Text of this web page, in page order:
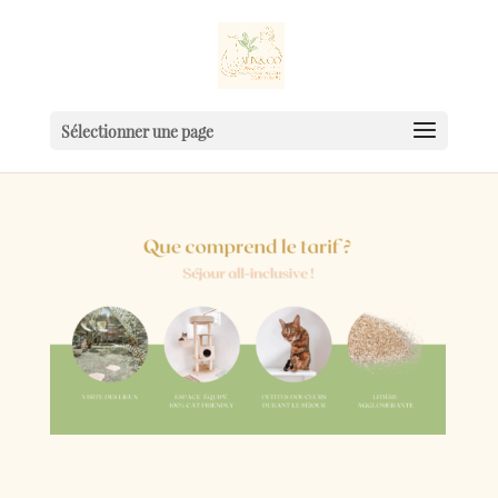
Sélectionner une page